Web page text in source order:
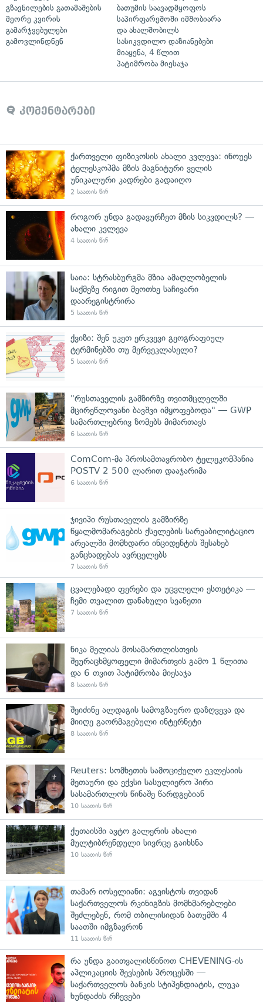
გზავნილების გათამაშების
მეორე კვირის
გამარჯვებულები
გამოვლინდნენ
ბათუმის საავადმყოფოს
საპირფარეშოში იმშობიარა
და ახალშობილს
სასიკვდილო დაზიანებები
მიაყენა, 4 წლით
პატიმრობა მიესაჯა
კომენტარები
ქართველი ფიზიკოსის ახალი კვლევა: ინოუეს
ტელესკოპმა მზის მაგნიტური ველის
უნიკალური კადრები გადაიღო
2 საათის წინ
როგორ უნდა გადავურჩეთ მზის სიკვდილს? —
ახალი კვლევა
4 საათის წინ
საია: სტრასბურგმა მზია ამაღლობელის
საქმეზე რიგით მეოთხე საჩივარი
დაარეგისტრირა
5 საათის წინ
ქვიზი: შენ უკეთ ერკვევი გეოგრაფიულ
ტერმინებში თუ მერვეკლასელი?
5 საათის წინ
"რუსთაველის გამზირზე თვითმცლელში
მცირეწლოვანი ბავშვი იმყოფებოდა" — GWP
სამართლებრივ ზომებს მიმართავს
6 საათის წინ
ComCom-მა პროსამთავრობო ტელეკომპანია
POSTV 2 500 ლარით დააჯარიმა
6 საათის წინ
ჯივიპი რუსთაველის გამზირზე
წყალმომარაგების ქსელების სარეაბილიტაციო
არეალში მომხდარი ინციდენტის შესახებ
განცხადებას ავრცელებს
7 საათის წინ
ცვალებადი ფერები და უცვლელი ესთეტიკა —
ჩემი თვალით დანახული სვანეთი
7 საათის წინ
ნიკა მელიას მოსამართლისთვის
შეურაცხმყოფელი მიმართვის გამო 1 წლითა
და 6 თვით პატიმრობა მიესაჯა
8 საათის წინ
შეიძინე ალდაგის სამოგზაურო დაზღვევა და
მიიღე გაორმაგებული ინტერნეტი
8 საათის წინ
Reuters: სომხეთის სამოციქულო ეკლესიის
მეთაური და ექვსი სასულიერო პირი
სასამართლოს წინაშე წარდგებიან
10 საათის წინ
ქუთაისში ავტო გალერის ახალი
მულტიბრენდული სივრცე გაიხსნა
10 საათის წინ
თამარ იოსელიანი: აგვისტოს თვიდან
საქართველოს რკინიგზის მომხმარებლები
შეძლებენ, რომ თბილისიდან ბათუმში 4
საათში იმგზავრონ
11 საათის წინ
რა უნდა გაითვალისწინოთ CHEVENING-ის
აპლიკაციის შევსების პროცესში —
საქართველოს ბანკის სტიპენდიატის, ლუკა
ხუნდაძის რჩევები